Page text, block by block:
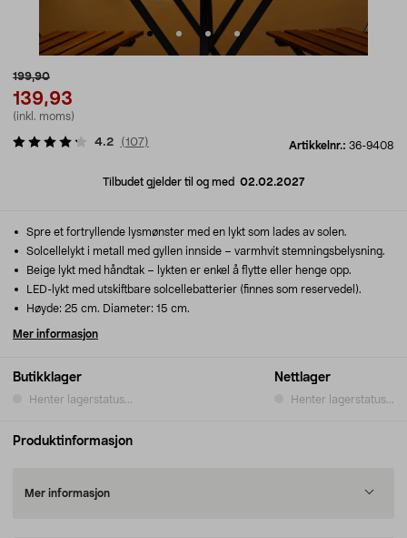
199,90
139,93
(inkl. moms)
Artikkelnr.: 36-9408
4.2 (107)
Tilbudet gjelder til og med 02.02.2027
Butikklager
Henter lagerstatus...
Nettlager
Henter lagerstatus...
Spre et fortryllende lysmønster med en lykt som lades av solen.
Solcellelykt i metall med gyllen innside – varmhvit stemningsbelysning.
Beige lykt med håndtak – lykten er enkel å flytte eller henge opp.
LED-lykt med utskiftbare solcellebatterier (finnes som reservedel).
Høyde: 25 cm. Diameter: 15 cm.
Mer informasjon
Produktinformasjon
Mer informasjon